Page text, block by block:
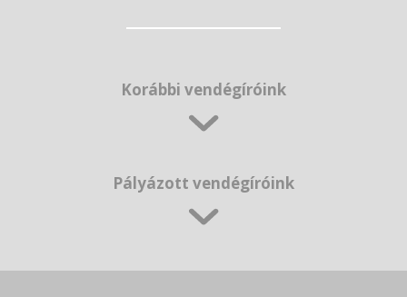
Korábbi vendégíróink
Pályázott vendégíróink